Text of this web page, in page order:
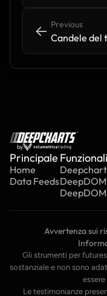
<- <-
Previous
Candele del
by
Principale
Home
Data Feeds
Deepchart
DeepDOM
DeepDOM
Avvertenza sui
Gli strumenti per
sostanziale e non sono
Le testimonianze